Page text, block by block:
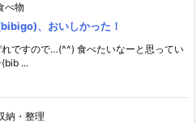
べ物
、おいしかった！
ですので…(^^) 食べたいなーと思ってい
...
納・整理